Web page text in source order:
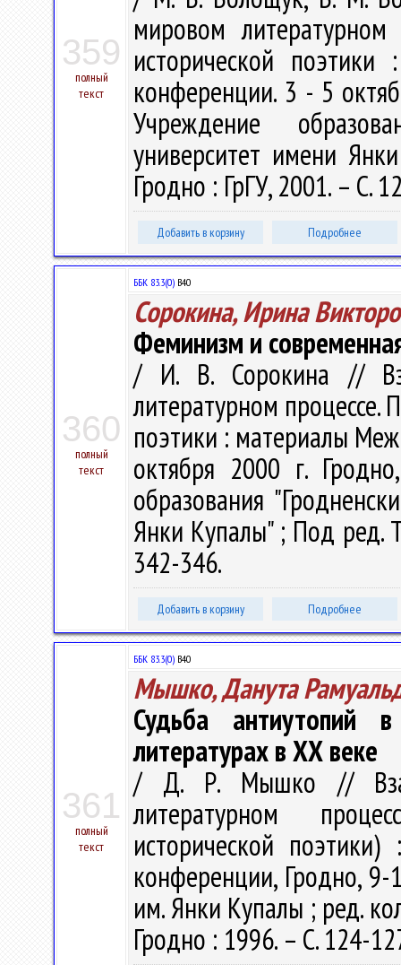
359
полный
текст
мировом
исторической
конференции. 3 - 5
Учреждение
университет имени
Гродно : ГрГУ, 2001. – С.
Добавить в корзину Подробнее
360
полный
текст
ББК 83.3(0) В40
Сорокина, Ирина
Феминизм и
/ И. В. Сорокина //
литературном процессе.
поэтики : материалы
октября 2000 г.
образования
Янки Купалы" ; Под ред.
342-346.
Добавить в корзину Подробнее
361
полный
текст
ББК 83.3(0) В40
Мышко, Данута
Судьба антиутопий в
литературах в ХХ веке
/ Д. Р. Мышко //
литературном
исторической
конференции, Гродно, 9-
им. Янки Купалы ; ред.
Гродно : 1996. – С. 124-